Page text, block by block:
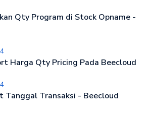
Qty Program di Stock Opname -
Harga Qty Pricing Pada Beecloud
Tanggal Transaksi - Beecloud